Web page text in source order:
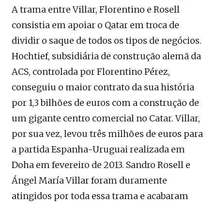
A trama entre Villar, Florentino e Rosell
consistia em apoiar o Qatar em troca de
dividir o saque de todos os tipos de negócios.
Hochtief, subsidiária de construção alemã da
ACS, controlada por Florentino Pérez,
conseguiu o maior contrato da sua história
por 1,3 bilhões de euros com a construção de
um gigante centro comercial no Catar. Villar,
por sua vez, levou três milhões de euros para
a partida Espanha-Uruguai realizada em
Doha em fevereiro de 2013. Sandro Rosell e
Ángel María Villar foram duramente
atingidos por toda essa trama e acabaram